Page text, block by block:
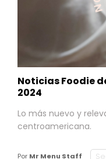
Noticias Foodie
2024
Lo más nuevo y
centroamericana.
Por Mr Menu Staff